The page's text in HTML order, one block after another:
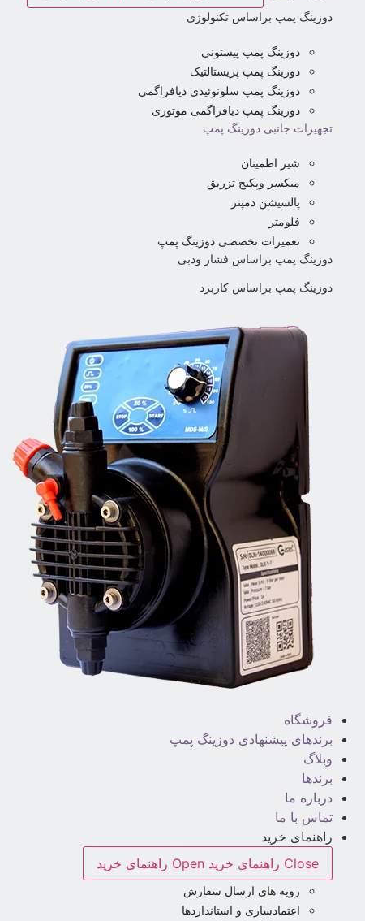
دوزینگ پمپ براساس تکنولوژی
دوزینگ پمپ پیستونی
دوزینگ پمپ پریستالتیک
دوزینگ پمپ سلونوئیدی دیافراگمی
دوزینگ پمپ دیافراگمی موتوری
تجهیزات جانبی دوزینگ پمپ
شیر اطمینان
میکسر وپکیج تزریق
پالسیشن دمپنر
فلومتر
تعمیرات تخصصی دوزینگ پمپ
دوزینگ پمپ براساس فشار ودبی
دوزینگ پمپ براساس کاربرد
فروشگاه
برندهای پیشنهادی دوزینگ پمپ
وبلاگ
برندها
درباره ما
تماس با ما
راهنمای خرید
Close راهنمای خرید
Open راهنمای خرید
رویه های ارسال سفارش
اعتمادسازی و استانداردها